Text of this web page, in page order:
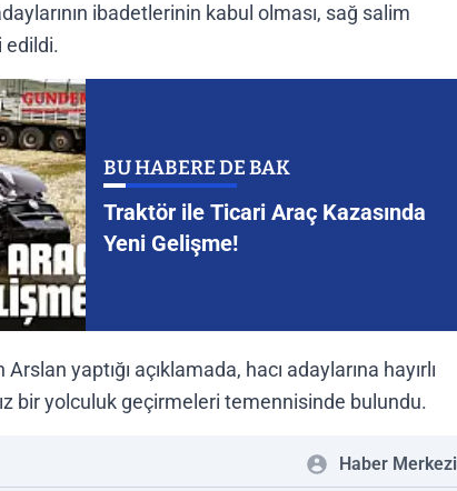
ibadetlerinin kabul olması, sağ salim
edildi.
BU HABERE DE BAK
Traktör ile Ticari Araç Kazasında
Yeni Gelişme!
yaptığı açıklamada, hacı adaylarına hayırlı
bir yolculuk geçirmeleri temennisinde bulundu.
Haber Merkezi